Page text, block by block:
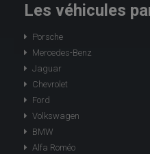
Les véhicules
Porsche
Mercedes-Benz
Jaguar
Chevrolet
Ford
Volkswagen
BMW
Alfa Roméo